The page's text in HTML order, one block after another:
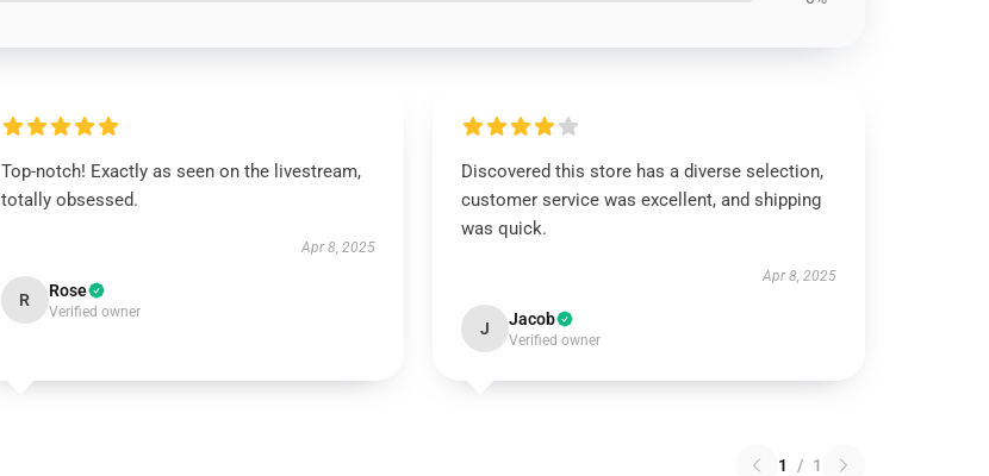
Top-notch! Exactly as seen on the livestream,
totally obsessed.
Apr 8, 2025
R Rose
Verified owner
Discovered this store has a diverse selection,
customer service was excellent, and shipping
was quick.
Apr 8, 2025
J Jacob
Verified owner
1 / 1